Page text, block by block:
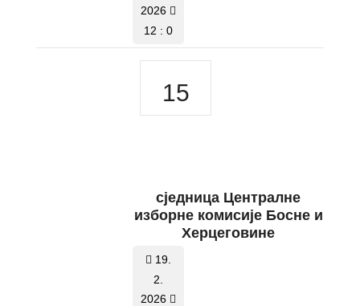
2026
12 : 0
15
сједницa Централне
изборне комисије Босне и
Херцеговине
19.
2.
2026